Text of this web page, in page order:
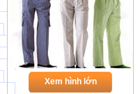
Xem hình lớn